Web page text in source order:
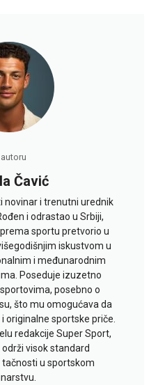
Čavić
novinar i trenutni urednik
i odrastao u Srbiji,
sportu pretvorio u
iskustvom u
i međunarodnim
Poseduje izuzetno
posebno o
što mu omogućava da
originalne sportske priče.
redakcije Super Sport,
visok standard
u sportskom